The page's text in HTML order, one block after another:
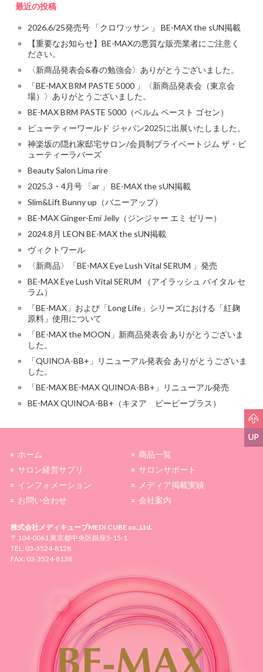
最近の投稿
2026.6/25発売号 「クロワッサン 」 BE-MAX the sUN掲載
【重要なお知らせ】BE-MAXの悪質な販売業者にご注意く
ださい。
〈新商品発表会&春の勉強会〉ありがとうございました。
「BE-MAX BRM PASTE 5000 」〈新商品発表会（東京会
場）〉ありがとうございました。
BE-MAX BRM PASTE 5000（ベルム ペースト ゴセン）
ビューティーワールド ジャパン2025に出展いたしました。
神楽坂の隠れ家邸宅サロン/会員制プライベートジム ザ・ビ
ューティーラバーズ
Beauty Salon Lima rire
2025.3・4月号 「ar 」 BE-MAX the sUN掲載
Slim&Lift Bunny up（バニーアップ）
BE-MAX Ginger-Emi Jelly（ジンジャー エミ ゼリー）
2024.8月 LEON BE-MAX the sUN掲載
ヴィクトワール
〈新商品〉「BE-MAX Eye Lush Vital SERUM 」発売
BE-MAX Eye Lush Vital SERUM （アイラッシュ バイタル セ
ラム）
「BE-MAX」および「Long Life」シリーズにおける「紅麹
原料」使用について
「BE-MAX the MOON」新商品発表会 ありがとうございま
した。
「QUINOA-BB+」リニューアル発表会 ありがとうございま
した。
「BE-MAX BE-MAX QUINOA-BB+」リニューアル発売
BE-MAX QUINOA-BB+（キヌア ビービープラス）
ホーム
商品一覧
サロン経営サプリ
サロンサポート
インフォメーション
メディア掲載実績
お問い合わせ
会社案内
株式会社メディキューブMEDI CUBE co.,Ltd.
〒104-0061 東京都中央区銀座5-15-1
TEL: 03-3524-8128
FAX: 03-3524-8138